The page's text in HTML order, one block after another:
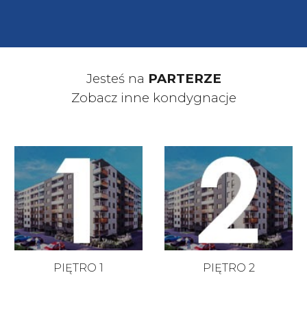
Jesteś na PARTERZE
Zobacz inne kondygnacje
PIĘTRO 1 PIĘTRO 2